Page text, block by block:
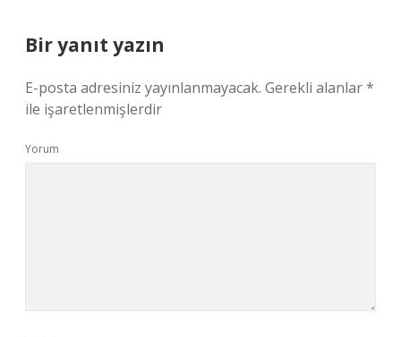
Bir yanıt yazın
E-posta adresiniz yayınlanmayacak. Gerekli alanlar*
ile işaretlenmişlerdir
Yorum